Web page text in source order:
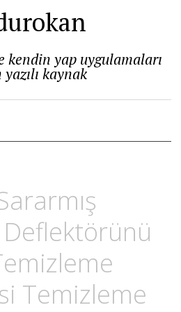
kendin yap uygulamaları
kaynak
Temizleme